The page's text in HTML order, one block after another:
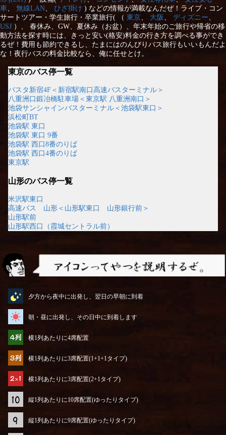
車
無線LAN ひざ掛け ) などの情報が満載なんだぜ！ライブ・コン
サートツアー・学生旅行・卒業旅行( （ 東京 大阪 ディズニー
USJ ）、 春休み、GW、夏休み（お盆）、年末年始のご旅行や帰省の移
動方法を探す時には、きっと安い(格安)料金の行き方を調べる事ができ
るぜ！費用も節約できるし、たまにはのんびりバス旅行もいいもんだよ
な！夜行バスの料金比較なら、俺に任せとけ。
東京のバス停一覧
バスタ新宿4F＜新宿駅南口高速バスターミナル＞
八重洲口鍛冶橋駐車場＜東京駅 八重洲南口＞
池袋サンシャインバスターミナル＜池袋駅東口＞
浜松町BT
池袋駅 東口
池袋駅 東口 9番
池袋駅 西口8番のりば
池袋駅 西口4番のりば
東京駅
山形のバス停一覧
米沢駅東口
高速バス 山形＜山形駅東口 山形銀行前＞
山形駅前
山形駅西口（霞城セントラル前）
夕方から夜中に出発し、翌日の早朝に到着
朝・昼に出発し、その日中に到着します
横1列あたりに4席配置
横1列あたりに3席配置(1+1+1タイプ)
横1列あたりに3席配置(2+1タイプ)
縦1列あたりに10席配置(ゆったりタイプ)
縦1列あたりに9席配置(ゆったりタイプ)